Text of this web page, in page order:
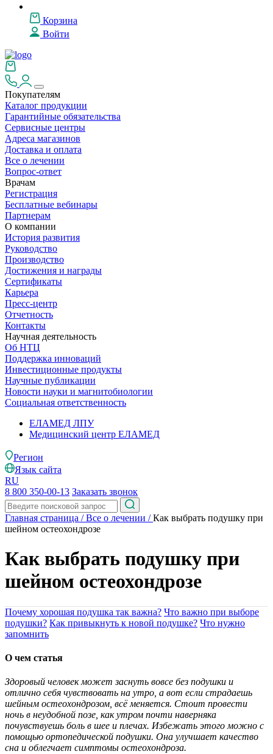
Корзина
Войти
Покупателям
Каталог продукции
Гарантийные обязательства
Сервисные центры
Адреса магазинов
Доставка и оплата
Все о лечении
Вопрос-ответ
Врачам
Регистрация
Бесплатные вебинары
Партнерам
О компании
История развития
Руководство
Производство
Достижения и награды
Сертификаты
Карьера
Пресс-центр
Отчетность
Контакты
Научная деятельность
Об НТЦ
Поддержка инноваций
Инвестиционные продукты
Научные публикации
Новости науки и магнитобиологии
Социальная ответственность
ЕЛАМЕД ЛПУ
Медицинский центр ЕЛАМЕД
Регион
Язык сайта
RU
8 800 350-00-13 Заказать звонок
Главная страница /Все о лечении /Как выбрать подушку при
шейном остеохондрозе
Как выбрать подушку при
шейном остеохондрозе
Почему хорошая подушка так важна? Что важно при выборе
подушки? Как привыкнуть к новой подушке? Что нужно
запомнить
О чем статья
Здоровый человек может заснуть вовсе без подушки и
отлично себя чувствовать на утро, а вот если страдаешь
шейным остеохондрозом, всё меняется. Стоит провести
ночь в неудобной позе, как утром почти наверняка
почувствуешь боль в шее и плечах. Избежать этого можно с
помощью ортопедической подушки. Она улучшает качество
сна и облегчает симптомы остеохондроза.